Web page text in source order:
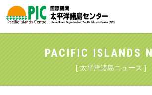
PACIFIC ISLANDS
[ 太平洋諸島ニュース ]